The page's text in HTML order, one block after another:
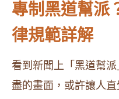
專制黑道幫派
律規範詳解
看到新聞上「黑道幫
盡的畫面，或許讓人